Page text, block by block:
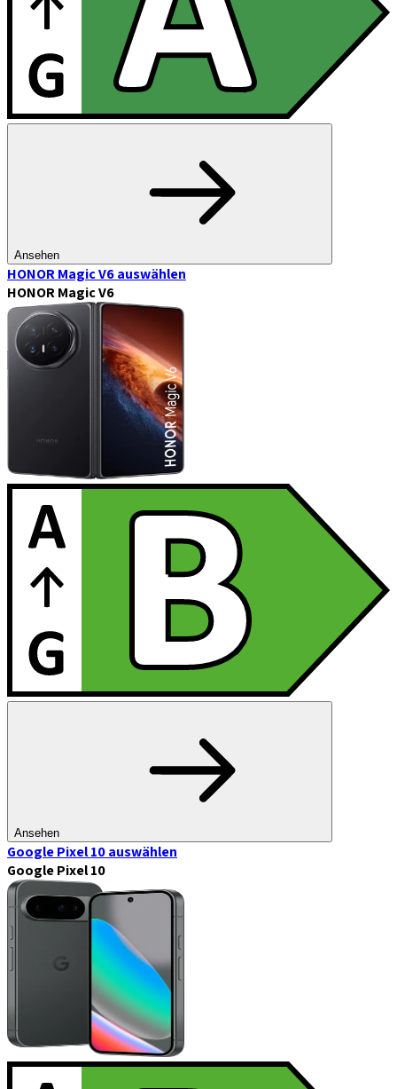
Ansehen
HONOR Magic V6auswählen
HONOR Magic V6
Ansehen
Google Pixel 10auswählen
Google Pixel 10